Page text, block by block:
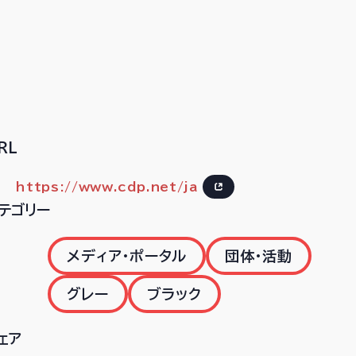
https://www.cdp.net/ja
ゴリー
メディア・ポータル 団体・活動
グレー ブラック
ア